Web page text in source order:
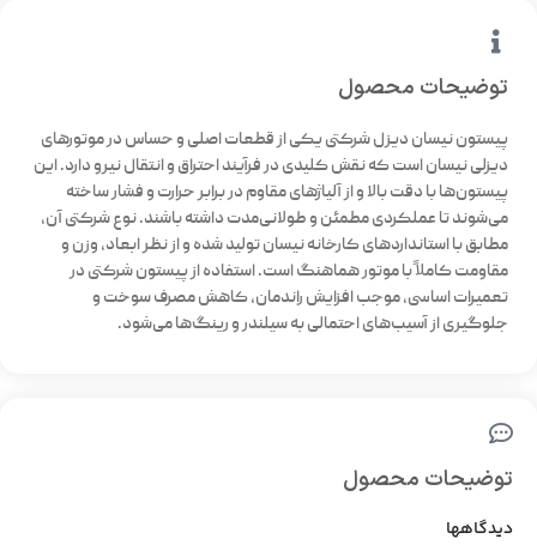
توضیحات محصول
پیستون نیسان دیزل شرکتی یکی از قطعات اصلی و حساس در موتورهای
دیزلی نیسان است که نقش کلیدی در فرآیند احتراق و انتقال نیرو دارد. این
پیستون‌ها با دقت بالا و از آلیاژهای مقاوم در برابر حرارت و فشار ساخته
می‌شوند تا عملکردی مطمئن و طولانی‌مدت داشته باشند. نوع شرکتی آن،
مطابق با استانداردهای کارخانه نیسان تولید شده و از نظر ابعاد، وزن و
مقاومت کاملاً با موتور هماهنگ است. استفاده از پیستون شرکتی در
تعمیرات اساسی، موجب افزایش راندمان، کاهش مصرف سوخت و
جلوگیری از آسیب‌های احتمالی به سیلندر و رینگ‌ها می‌شود.
توضیحات محصول
دیدگاهها